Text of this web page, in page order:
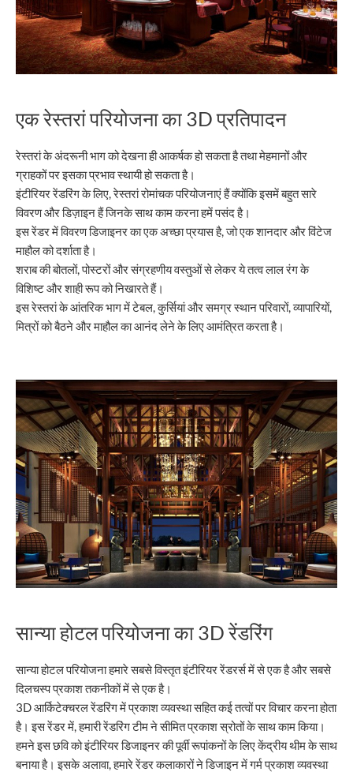
एक रेस्तरां परियोजना का 3D प्रतिपादन
रेस्तरां के अंदरूनी भाग को देखना ही आकर्षक हो सकता है तथा मेहमानों और
ग्राहकों पर इसका प्रभाव स्थायी हो सकता है।
इंटीरियर रेंडरिंग के लिए, रेस्तरां रोमांचक परियोजनाएं हैं क्योंकि इसमें बहुत सारे
विवरण और डिज़ाइन हैं जिनके साथ काम करना हमें पसंद है।
इस रेंडर में विवरण डिजाइनर का एक अच्छा प्रयास है, जो एक शानदार और विंटेज
माहौल को दर्शाता है।
शराब की बोतलों, पोस्टरों और संग्रहणीय वस्तुओं से लेकर ये तत्व लाल रंग के
विशिष्ट और शाही रूप को निखारते हैं।
इस रेस्तरां के आंतरिक भाग में टेबल, कुर्सियां और समग्र स्थान परिवारों, व्यापारियों,
मित्रों को बैठने और माहौल का आनंद लेने के लिए आमंत्रित करता है।
सान्या होटल परियोजना का 3D रेंडरिंग
सान्या होटल परियोजना हमारे सबसे विस्तृत इंटीरियर रेंडरर्स में से एक है और सबसे
दिलचस्प प्रकाश तकनीकों में से एक है।
3D आर्किटेक्चरल रेंडरिंग में प्रकाश व्यवस्था सहित कई तत्वों पर विचार करना होता
है। इस रेंडर में, हमारी रेंडरिंग टीम ने सीमित प्रकाश स्रोतों के साथ काम किया।
हमने इस छवि को इंटीरियर डिजाइनर की पूर्वी रूपांकनों के लिए केंद्रीय थीम के साथ
बनाया है। इसके अलावा, हमारे रेंडर कलाकारों ने डिजाइन में गर्म प्रकाश व्यवस्था